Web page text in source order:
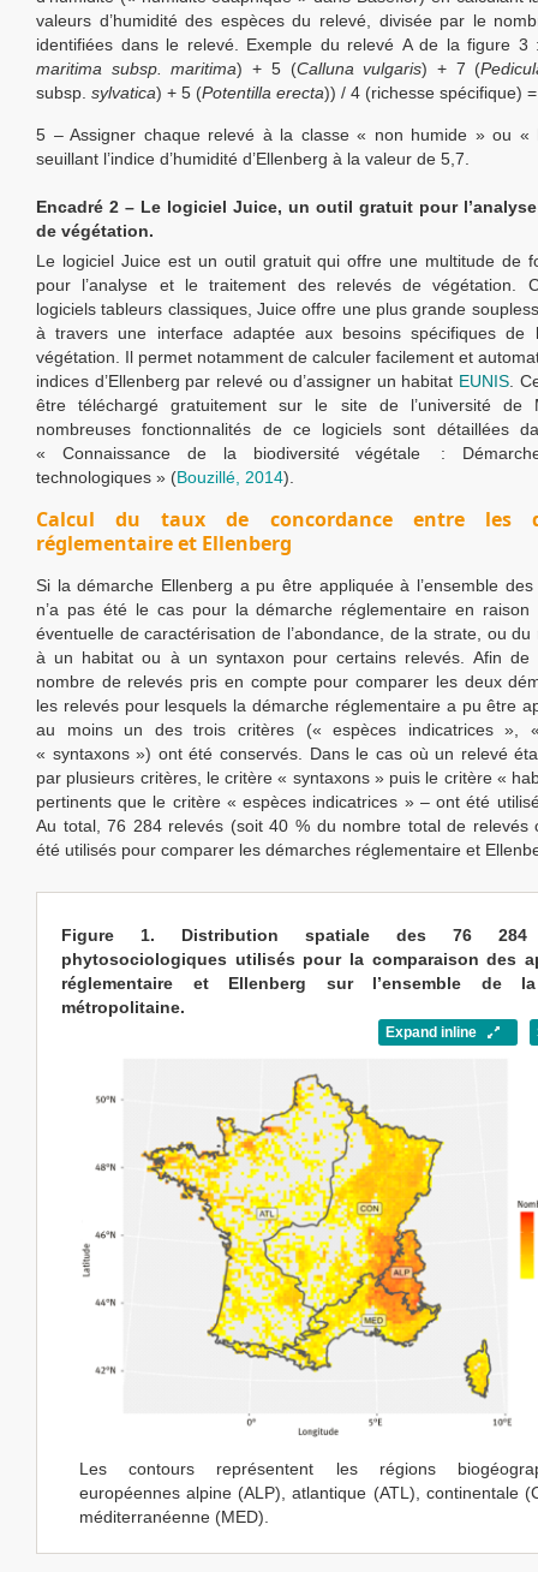
valeurs d’humidité des espèces du relevé, divisée par le
identifiées dans le relevé. Exemple du relevé A de la figure
maritima subsp. maritima) + 5 (Calluna vulgaris) + 7 (
subsp. sylvatica) + 5 (Potentilla erecta)) / 4 (richesse spécifique)
5 – Assigner chaque relevé à la classe « non humide » ou «
seuillant l’indice d’humidité d’Ellenberg à la valeur de 5,7.
Encadré 2 – Le logiciel Juice, un outil gratuit pour
de végétation.
Le logiciel Juice est un outil gratuit qui offre une multitude de
pour l’analyse et le traitement des relevés de végétation.
logiciels tableurs classiques, Juice offre une plus grande
à travers une interface adaptée aux besoins spécifiques de
végétation. Il permet notamment de calculer facilement et
indices d’Ellenberg par relevé ou d’assigner un habitat EUNIS .
être téléchargé gratuitement sur le site de l’université de
nombreuses fonctionnalités de ce logiciels sont détaillées
« Connaissance de la biodiversité végétale :
technologiques » (Bouzillé, 2014).
Calcul du taux de concordance entre les
réglementaire et Ellenberg
Si la démarche Ellenberg a pu être appliquée à l’ensemble
n’a pas été le cas pour la démarche réglementaire en raison
éventuelle de caractérisation de l’abondance, de la strate, ou du
à un habitat ou à un syntaxon pour certains relevés. Afin de
nombre de relevés pris en compte pour comparer les deux
les relevés pour lesquels la démarche réglementaire a pu être
au moins un des trois critères (« espèces indicatrices »,
« syntaxons ») ont été conservés. Dans le cas où un relevé
par plusieurs critères, le critère « syntaxons » puis le critère «
pertinents que le critère « espèces indicatrices » – ont été
Au total, 76 284 relevés (soit 40 % du nombre total de relevés
été utilisés pour comparer les démarches réglementaire et
Figure 1. Distribution spatiale des 76 284
phytosociologiques utilisés pour la comparaison des
réglementaire et Ellenberg sur l’ensemble de
métropolitaine.
Expand inline
Les contours représentent les régions
européennes alpine (ALP), atlantique (ATL), continentale
méditerranéenne (MED).